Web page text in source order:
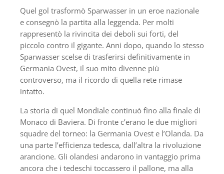
Quel gol trasformò Sparwasser in un eroe nazionale
e consegnò la partita alla leggenda. Per molti
rappresentò la rivincita dei deboli sui forti, del
piccolo contro il gigante. Anni dopo, quando lo stesso
Sparwasser scelse di trasferirsi definitivamente in
Germania Ovest, il suo mito divenne più
controverso, ma il ricordo di quella rete rimase
intatto.
La storia di quel Mondiale continuò fino alla finale di
Monaco di Baviera. Di fronte c’erano le due migliori
squadre del torneo: la Germania Ovest e l’Olanda. Da
una parte l’efficienza tedesca, dall’altra la rivoluzione
arancione. Gli olandesi andarono in vantaggio prima
ancora che i tedeschi toccassero il pallone, ma alla